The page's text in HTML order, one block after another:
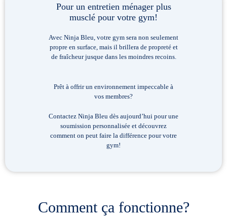
Pour un entretien ménager plus
musclé pour votre gym!
Avec Ninja Bleu, votre gym sera non seulement
propre en surface, mais il brillera de propreté et
de fraîcheur jusque dans les moindres recoins.
Prêt à offrir un environnement impeccable à
vos membres?
Contactez Ninja Bleu dès aujourd’hui pour une
soumission personnalisée et découvrez
comment on peut faire la différence pour votre
gym!
Comment ça fonctionne?